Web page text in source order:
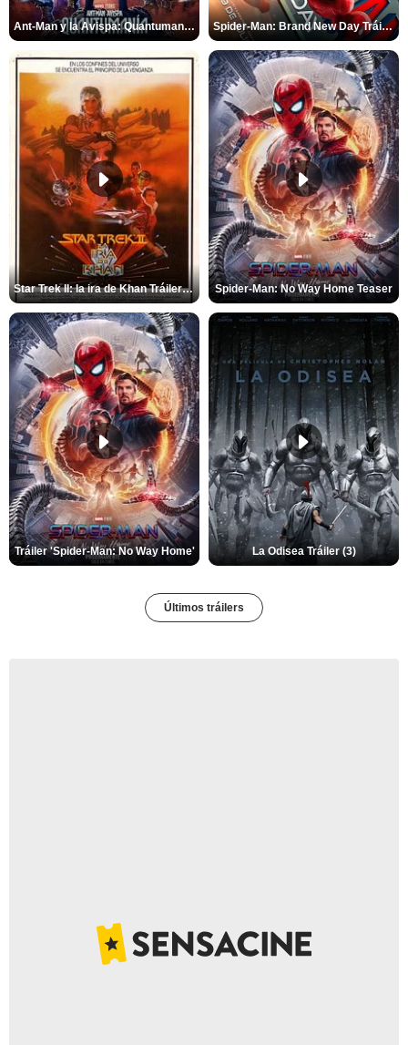
Ant-Man y la Avispa: Quantumanía Tráiler (2) Spider-Man: Brand New Day Tráiler (3)
Star Trek II: la ira de Khan Tráiler VO Spider-Man: No Way Home Teaser
Tráiler 'Spider-Man: No Way Home' La Odisea Tráiler (3)
Últimos tráilers